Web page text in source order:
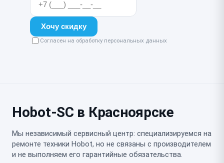
Хочу скидку
Согласен на обработку персональных данных
Hobot-SC в Красноярске
Мы независимый сервисный центр: специализируемся на
ремонте техники Hobot, но не связаны с производителем
и не выполняем его гарантийные обязательства.